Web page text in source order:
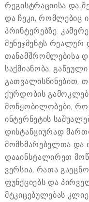
რეგისტრაციისა და
და ჩეკი, რომლებიც
პრინტერებზე.
მენეჯმენტს რეალურ
თანამშრომლებისა
საქმიანობა,
გათვალისწინებით,
ქურდობის
მოწყობილობები,
ინტერნეტის
დისტანციურად
მომხმარებელთა და
დააინსტალირეთ
ვერსია, რათა
ფუნქციებს და
მტკიცებულებას